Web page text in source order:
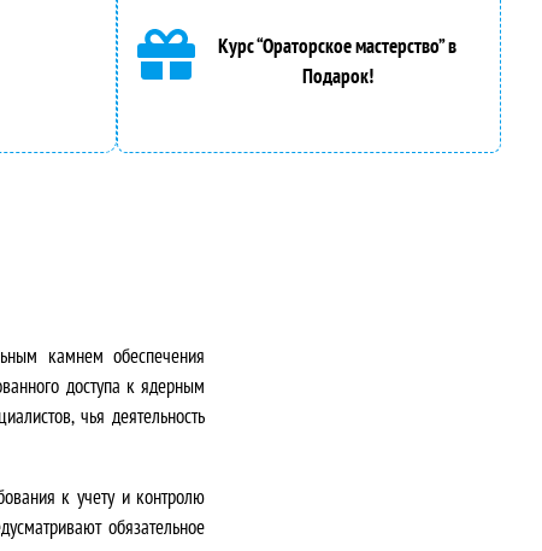
Курс “Ораторское мастерство” в
Подарок!
камнем обеспечения
доступа к ядерным
чья деятельность
к учету и контролю
обязательное